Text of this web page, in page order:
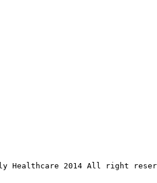
Healthcare 2014 All right